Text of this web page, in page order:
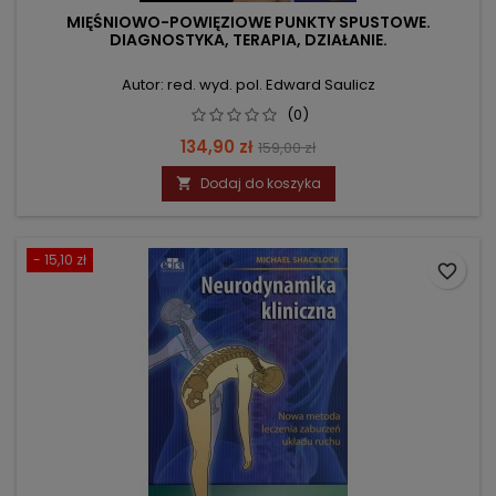
MIĘŚNIOWO-POWIĘZIOWE PUNKTY SPUSTOWE.
DIAGNOSTYKA, TERAPIA, DZIAŁANIE.
Autor: red. wyd. pol. Edward Saulicz
(0)
Cena
134,90 zł Cena
podstawowa
159,00 zł
 Dodaj do koszyka
- 15,10 zł
favorite_border